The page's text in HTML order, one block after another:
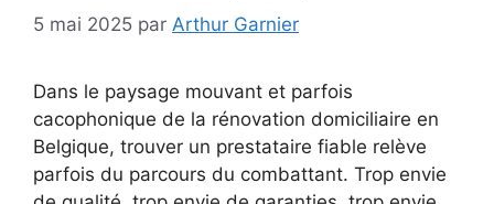
5 mai 2025 par Arthur Garnier
Dans le paysage mouvant et parfois
cacophonique de la rénovation domiciliaire en
Belgique, trouver un prestataire fiable relève
parfois du parcours du combattant. Trop envie